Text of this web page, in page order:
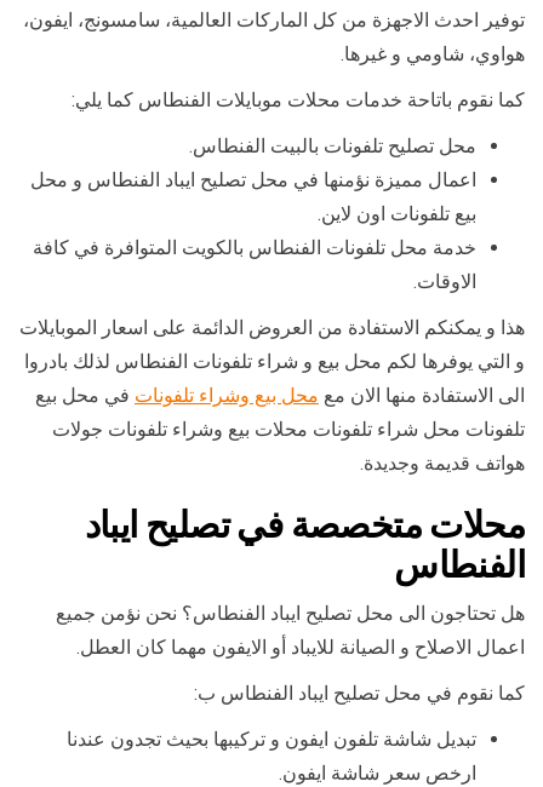
توفير احدث الاجهزة من كل الماركات العالمية، سامسونج، ايفون،
هواوي، شاومي و غيرها.
كما نقوم باتاحة خدمات محلات موبايلات الفنطاس كما يلي:
محل تصليح تلفونات بالبيت الفنطاس.
اعمال مميزة نؤمنها في محل تصليح ايباد الفنطاس و محل
بيع تلفونات اون لاين.
خدمة محل تلفونات الفنطاس بالكويت المتوافرة في كافة
الاوقات.
هذا و يمكنكم الاستفادة من العروض الدائمة على اسعار الموبايلات
و التي يوفرها لكم محل بيع و شراء تلفونات الفنطاس لذلك بادروا
الى الاستفادة منها الان مع محل بيع وشراء تلفونات في محل بيع
تلفونات محل شراء تلفونات محلات بيع وشراء تلفونات جولات
هواتف قديمة وجديدة.
محلات متخصصة في تصليح ايباد
الفنطاس
هل تحتاجون الى محل تصليح ايباد الفنطاس؟ نحن نؤمن جميع
اعمال الاصلاح و الصيانة للايباد أو الايفون مهما كان العطل.
كما نقوم في محل تصليح ايباد الفنطاس ب:
تبديل شاشة تلفون ايفون و تركيبها بحيث تجدون عندنا
ارخص سعر شاشة ايفون.